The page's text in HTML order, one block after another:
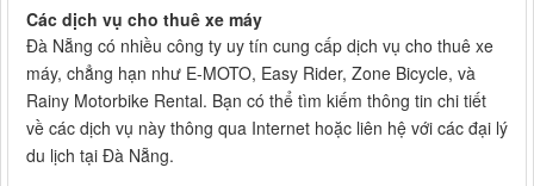
Các dịch vụ cho thuê xe máy
Đà Nẵng có nhiều công ty uy tín cung cấp dịch vụ cho thuê xe
máy, chẳng hạn như E-MOTO, Easy Rider, Zone Bicycle, và
Rainy Motorbike Rental. Bạn có thể tìm kiếm thông tin chi tiết
về các dịch vụ này thông qua Internet hoặc liên hệ với các đại lý
du lịch tại Đà Nẵng.